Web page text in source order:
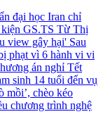
đại học Iran chỉ
GS.TS Từ Thị
view gây hại' Sau
phạt vì 6 hành vi vi
án nghỉ Tết
sinh 14 tuổi đến vụ
mồi’, chèo kéo
chương trình nghệ